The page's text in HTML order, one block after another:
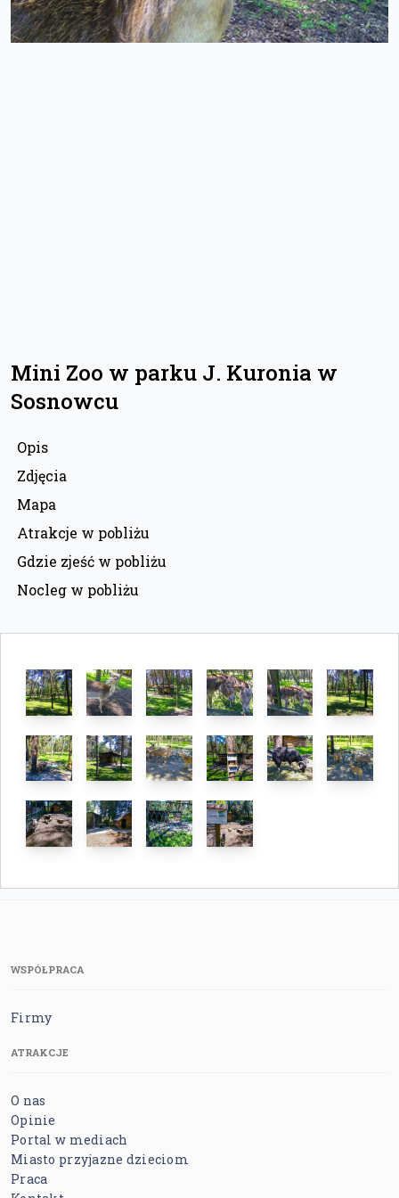
Mini Zoo w parku J. Kuronia w
Sosnowcu
Opis
Zdjęcia
Mapa
Atrakcje w pobliżu
Gdzie zjeść w pobliżu
Nocleg w pobliżu
WSPÓŁPRACA
Firmy
ATRAKCJE
O nas
Opinie
Portal w mediach
Miasto przyjazne dzieciom
Praca